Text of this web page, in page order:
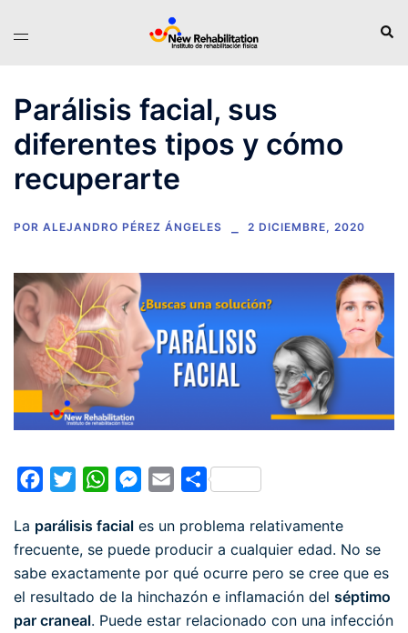
Alternar
Parálisis facial, sus
diferentes tipos y cómo
recuperarte
POR ALEJANDRO PÉREZ ÁNGELES 2 DICIEMBRE, 2020
FacebookTwitterWhatsAppMessenger
EmailCompartir
La parálisis facial es un problema relativamente
frecuente, se puede producir a cualquier edad. No se
sabe exactamente por qué ocurre pero se cree que es
el resultado de la hinchazón e inflamación del séptimo
par craneal. Puede estar relacionado con una infección